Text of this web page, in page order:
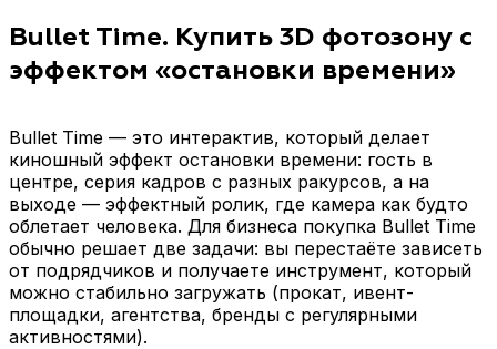
Bullet Time. Купить 3D фотозону с
эффектом «остановки времени»
Bullet Time — это интерактив, который делает
киношный эффект остановки времени: гость в
центре, серия кадров с разных ракурсов, а на
выходе — эффектный ролик, где камера как будто
облетает человека. Для бизнеса покупка Bullet Time
обычно решает две задачи: вы перестаёте зависеть
от подрядчиков и получаете инструмент, который
можно стабильно загружать (прокат, ивент-
площадки, агентства, бренды с регулярными
активностями).